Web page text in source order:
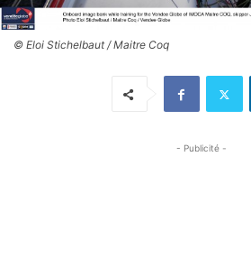
© Eloi Stichelbaut / Maitre Coq
- Publicité -